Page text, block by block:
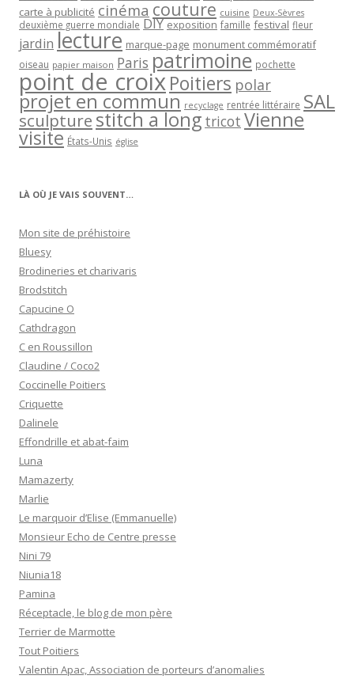
carte à publicité cinéma couture cuisine Deux-Sèvres
deuxième guerre mondiale DIY exposition famille festival fleur
jardin lecture marque-page monument commémoratif
oiseau papier maison Paris patrimoine pochette
point de croixPoitiers polar
projet en commun recyclage rentrée littéraire SAL
sculpturestitch a long tricot Vienne
visite États-Unis église
LÀ OÙ JE VAIS SOUVENT…
Mon site de préhistoire
Bluesy
Brodineries et charivaris
Brodstitch
Capucine O
Cathdragon
C en Roussillon
Claudine / Coco2
Coccinelle Poitiers
Criquette
Dalinele
Effondrille et abat-faim
Luna
Mamazerty
Marlie
Le marquoir d’Elise (Emmanuelle)
Monsieur Echo de Centre presse
Nini 79
Niunia18
Pamina
Réceptacle, le blog de mon père
Terrier de Marmotte
Tout Poitiers
Valentin Apac, Association de porteurs d’anomalies